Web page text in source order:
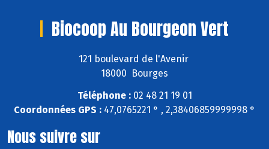
Biocoop Au Bourgeon Vert
121 boulevard de l'Avenir
18000 Bourges
Téléphone :02 48 21 19 01
Coordonnées GPS : 47,0765221 ° , 2,38406859999998 °
Nous suivre sur